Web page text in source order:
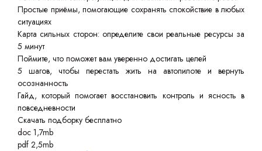
Простые приёмы, помогающие сохранять спокойствие в любых
ситуациях
Карта сильных сторон: определите свои реальные ресурсы за
5 минут
Поймите, что поможет вам уверенно достигать целей
5 шагов, чтобы перестать жить на автопилоте и вернуть
осознанность
Гайд, который помогает восстановить контроль и ясность в
повседневности
Скачать подборку бесплатно
doc 1,7mb
pdf 2,5mb